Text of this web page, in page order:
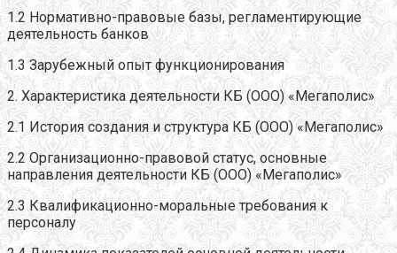
1.2 Нормативно-правовые базы, регламентирующие
деятельность банков
1.3 Зарубежный опыт функционирования
2. Характеристика деятельности КБ (ООО) «Мегаполис»
2.1 История создания и структура КБ (ООО) «Мегаполис»
2.2 Организационно-правовой статус, основные
направления деятельности КБ (ООО) «Мегаполис»
2.3 Квалификационно-моральные требования к
персоналу